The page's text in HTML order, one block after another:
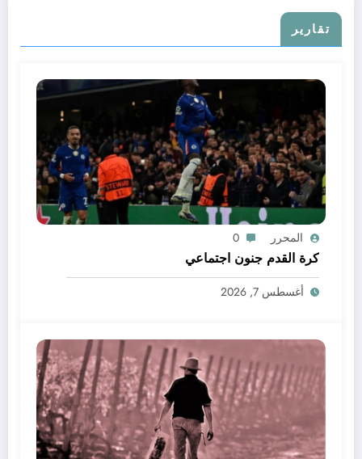
تقارير
المحرر 0
كرة القدم جنون اجتماعي
أغسطس 7, 2026